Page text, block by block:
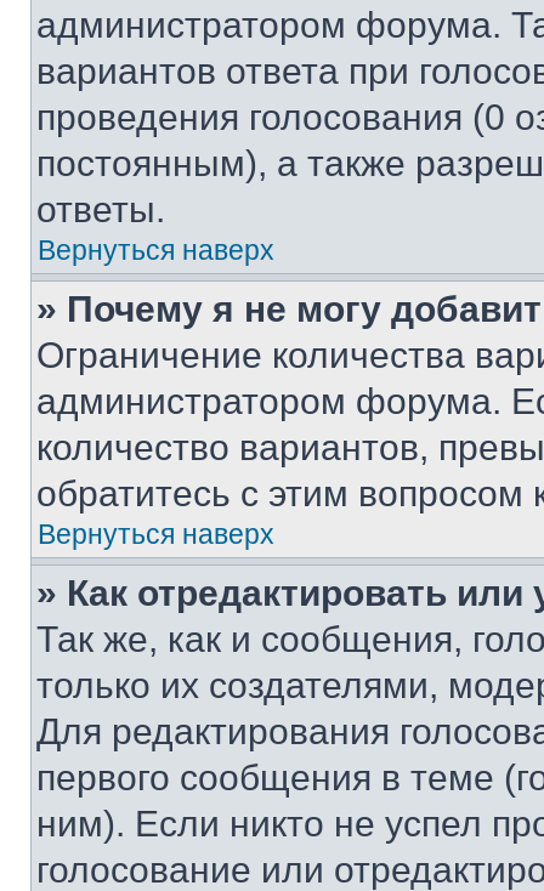
администратором форума.
вариантов ответа при
проведения голосования (0
постоянным), а также
ответы.
Вернуться наверх
» Почему я не могу
Ограничение количества
администратором форума.
количество вариантов,
обратитесь с этим вопросом
Вернуться наверх
» Как отредактировать
Так же, как и сообщения,
только их создателями,
Для редактирования
первого сообщения в теме
ним). Если никто не успел
голосование или